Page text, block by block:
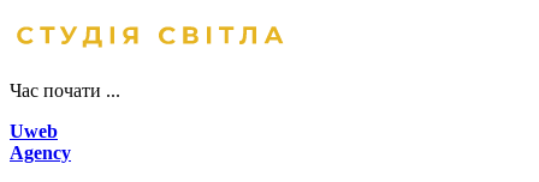
Час почати ...
Uweb
Agency